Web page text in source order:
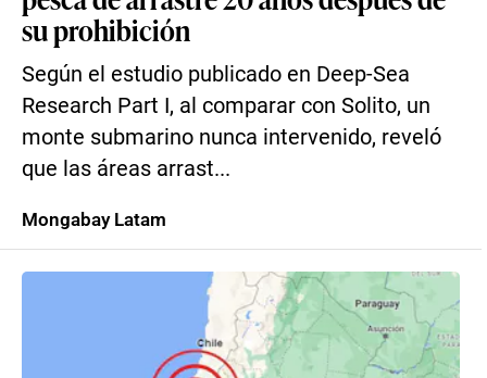
su prohibición
Según el estudio publicado en Deep-Sea
Research Part I, al comparar con Solito, un
monte submarino nunca intervenido, reveló
que las áreas arrast...
Mongabay Latam